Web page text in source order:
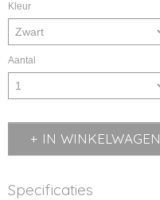
Kleur
Aantal
IN WINKELWAGEN
Specificaties